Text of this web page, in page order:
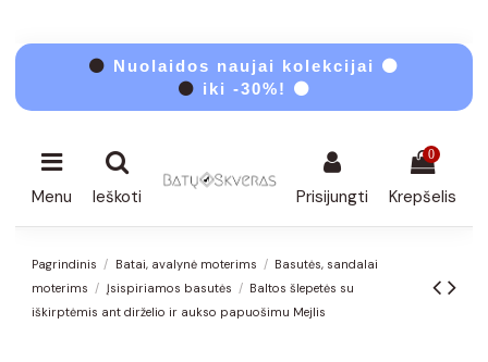
⚫ Nuolaidos naujai kolekcijai ⚫
⚫ iki -30%! ⚫
Menu Ieškoti Prisijungti
0
Krepšelis
Pagrindinis Batai, avalynė moterims
Basutės, sandalai
moterims
Įsispiriamos basutės
Baltos šlepetės su
iškirptėmis ant dirželio ir aukso papuošimu Mejlis